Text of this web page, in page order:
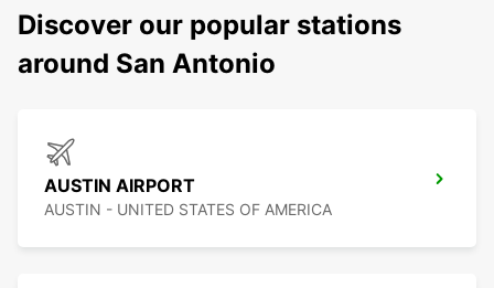
Discover our popular stations
around San Antonio
AUSTIN AIRPORT
AUSTIN - UNITED STATES OF AMERICA